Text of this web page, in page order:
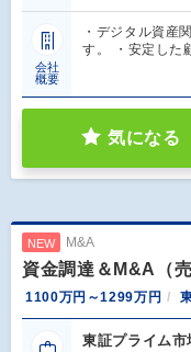
会社
概要
・デジタル資産
す。 ・安定した
気になる
NEW M&A
資金調達＆M&A（
1100万円～1299万円
東証プライム市